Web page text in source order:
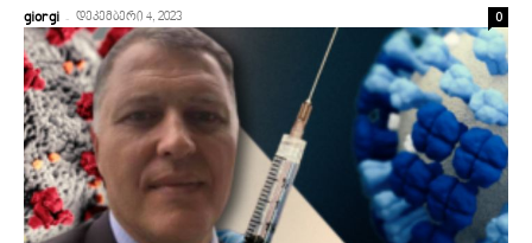
giorgi - დეკემბერი 4, 2023 0